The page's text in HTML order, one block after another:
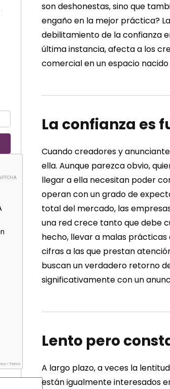
son deshonestas, sino que
engaño en la mejor práctica?
debilitamiento de la confianza
última instancia, afecta a los
comercial en un espacio
La confianza es
Cuando creadores y
ella. Aunque parezca obvio,
llegar a ella necesitan poder
operan con un grado de
total del mercado, las
una red crece tanto que debe
hecho, llevar a malas
cifras a las que prestan
buscan un verdadero retorno
significativamente con un
Lento pero
A largo plazo, a veces la
están igualmente interesados